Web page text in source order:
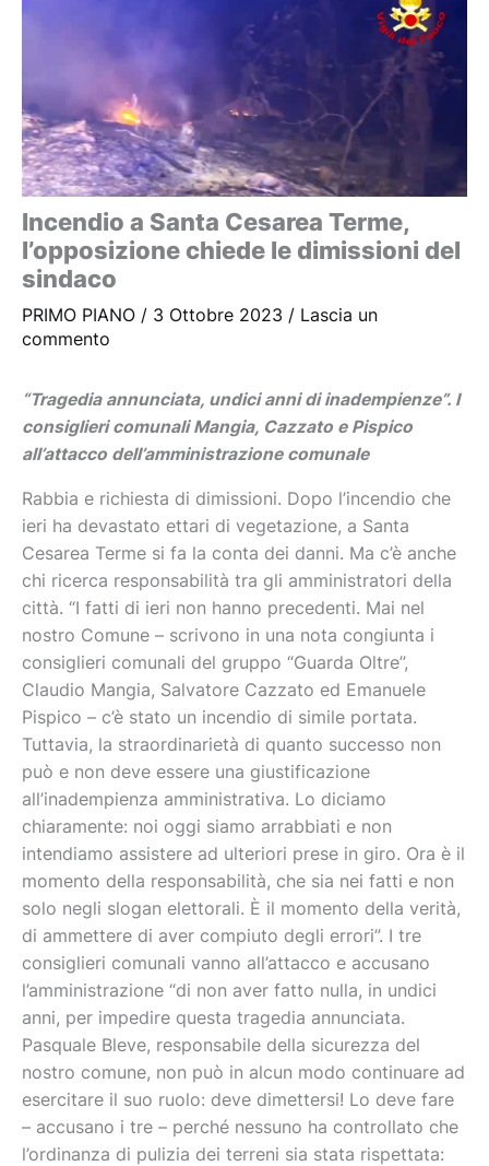
Incendio a Santa Cesarea Terme,
l’opposizione chiede le dimissioni del
sindaco
PRIMO PIANO / 3 Ottobre 2023 / Lascia un
commento
“Tragedia annunciata, undici anni di inadempienze”. I
consiglieri comunali Mangia, Cazzato e Pispico
all’attacco dell’amministrazione comunale
Rabbia e richiesta di dimissioni. Dopo l’incendio che
ieri ha devastato ettari di vegetazione, a Santa
Cesarea Terme si fa la conta dei danni. Ma c’è anche
chi ricerca responsabilità tra gli amministratori della
città. “I fatti di ieri non hanno precedenti. Mai nel
nostro Comune – scrivono in una nota congiunta i
consiglieri comunali del gruppo “Guarda Oltre”,
Claudio Mangia, Salvatore Cazzato ed Emanuele
Pispico – c’è stato un incendio di simile portata.
Tuttavia, la straordinarietà di quanto successo non
può e non deve essere una giustificazione
all’inadempienza amministrativa. Lo diciamo
chiaramente: noi oggi siamo arrabbiati e non
intendiamo assistere ad ulteriori prese in giro. Ora è il
momento della responsabilità, che sia nei fatti e non
solo negli slogan elettorali. È il momento della verità,
di ammettere di aver compiuto degli errori”. I tre
consiglieri comunali vanno all’attacco e accusano
l’amministrazione “di non aver fatto nulla, in undici
anni, per impedire questa tragedia annunciata.
Pasquale Bleve, responsabile della sicurezza del
nostro comune, non può in alcun modo continuare ad
esercitare il suo ruolo: deve dimettersi! Lo deve fare
– accusano i tre – perché nessuno ha controllato che
l’ordinanza di pulizia dei terreni sia stata rispettata: